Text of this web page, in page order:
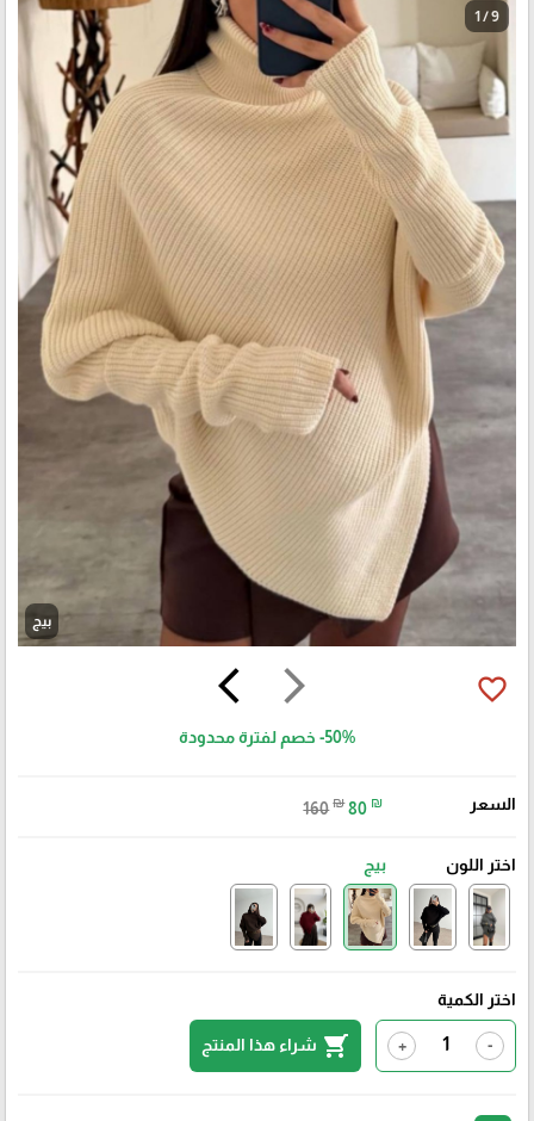
1 / 9
بيج
arrow_forward_ios
arrow_back_ios favorite_border
-50% خصم لفترة محدودة
السعر 160 ₪ 80 ₪
اختر اللون بيج
اختر الكمية
-
+
shopping_cart شراء هذا المنتج